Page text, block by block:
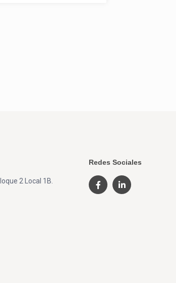
2 Local 1B.
Redes Sociales